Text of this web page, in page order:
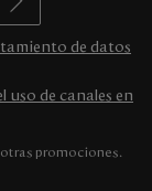
de datos
de canales en
promociones.